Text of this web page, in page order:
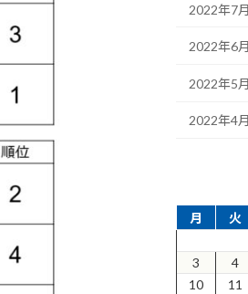
2022年7月
2022年6月
2022年5月
2022年4月
月 火
3
4
10
11